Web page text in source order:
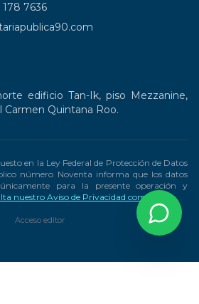
7636
edificio Tan-Ik, piso Mezzanine,
Carmen Quintana Roo.
en la Ley Federal de Protección de Datos
número Noventa informa que los datos
para la presente operación y
nuestro Aviso de Privacidad completo
Acceso editor